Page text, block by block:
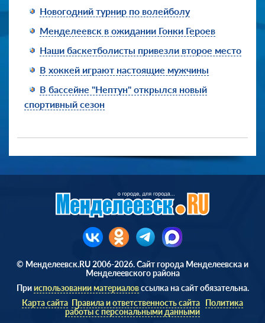
Новогодний турнир по волейболу
Менделеевск в ожидании Гонки Героев
Наши баскетболисты привезли второе место
В хоккей играют настоящие мужчины
В бассейне "Нептун" открылся новый
спортивный сезон
© Менделеевск.RU 2006-2026. Сайт города Менделеевска и
Менделеевского района
Прииспользовании материаловссылка на сайт обязательна.
Карта сайта Правила и ответственность сайта Политика
работы с персональными данными